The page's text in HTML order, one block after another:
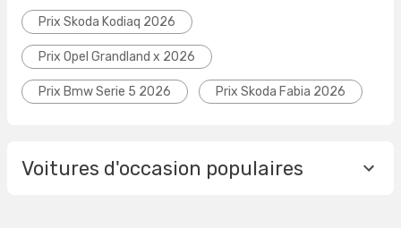
Prix Skoda Kodiaq 2026
Prix Opel Grandland x 2026
Prix Bmw Serie 5 2026 Prix Skoda Fabia 2026
Voitures d'occasion populaires